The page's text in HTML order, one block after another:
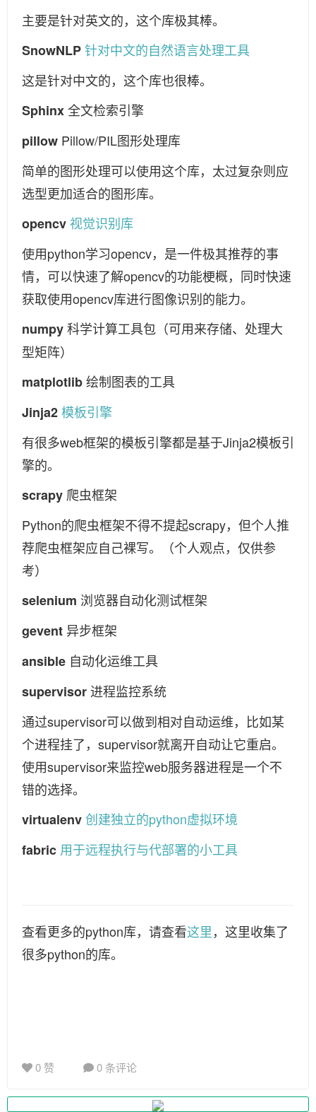
主要是针对英文的，这个库极其棒。
SnowNLP针对中文的自然语言处理工具
这是针对中文的，这个库也很棒。
Sphinx全文检索引擎
pillow Pillow/PIL图形处理库
简单的图形处理可以使用这个库，太过复杂则应
选型更加适合的图形库。
opencv 视觉识别库
使用python学习opencv，是一件极其推荐的事
情，可以快速了解opencv的功能梗概，同时快速
获取使用opencv库进行图像识别的能力。
numpy科学计算工具包（可用来存储、处理大
型矩阵）
matplotlib绘制图表的工具
Jinja2模板引擎
有很多web框架的模板引擎都是基于Jinja2模板引
擎的。
scrapy 爬虫框架
Python的爬虫框架不得不提起scrapy，但个人推
荐爬虫框架应自己裸写。（个人观点，仅供参
考）
selenium 浏览器自动化测试框架
gevent 异步框架
ansible 自动化运维工具
supervisor 进程监控系统
通过supervisor可以做到相对自动运维，比如某
个进程挂了，supervisor就离开自动让它重启。
使用supervisor来监控web服务器进程是一个不
错的选择。
virtualenv创建独立的python虚拟环境
fabric 用于远程执行与代部署的小工具
查看更多的python库，请查看这里，这里收集了
很多python的库。
0 赞 0 条评论